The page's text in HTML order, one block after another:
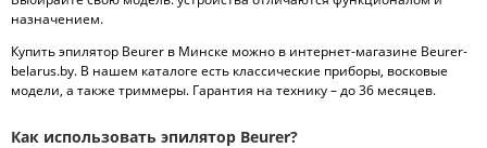
назначением.
Купить эпилятор Beurer в Минске можно в интернет-магазине Beurer-
belarus.by. В нашем каталоге есть классические приборы, восковые
модели, а также триммеры. Гарантия на технику – до 36 месяцев.
Как использовать эпилятор Beurer?